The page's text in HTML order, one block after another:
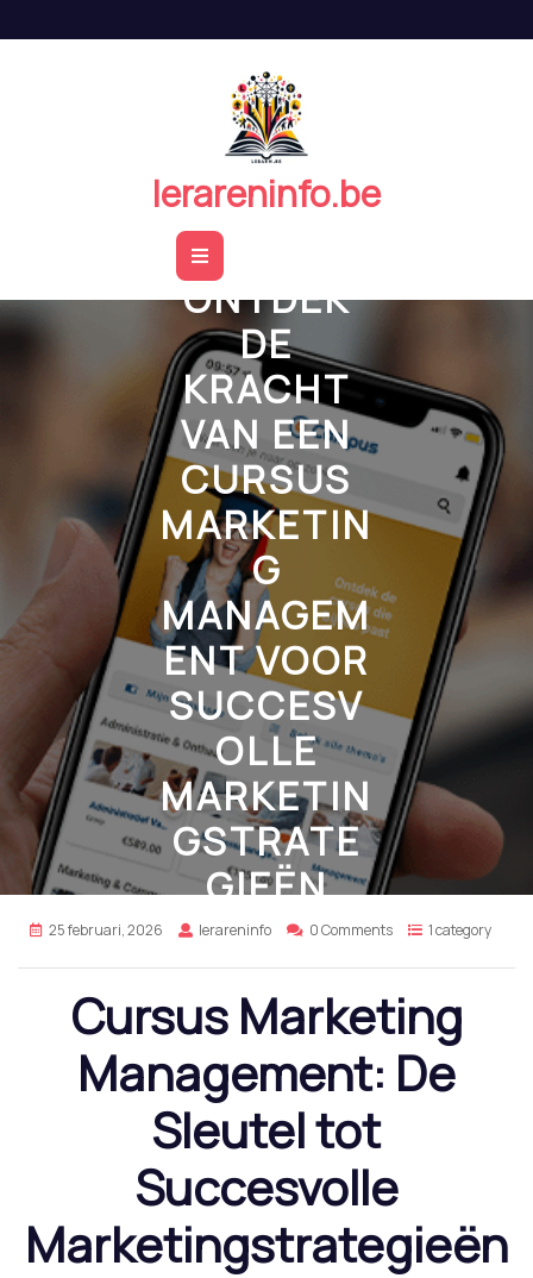
de
lerareninfo.be
Open
Button
ONTDEK
DE
KRACHT
VAN EEN
CURSUS
MARKETIN
G
MANAGEM
ENT VOOR
SUCCESV
OLLE
MARKETIN
GSTRATE
GIEËN
25 februari, 2026 lerareninfo 0 Comments 1 category
Cursus Marketing
Management: De
Sleutel tot
Succesvolle
Marketingstrategieën